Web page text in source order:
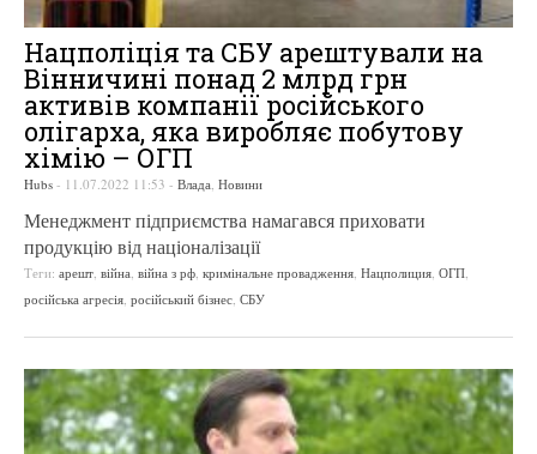
Нацполіція та СБУ арештували на
Вінничині понад 2 млрд грн
активів компанії російського
олігарха, яка виробляє побутову
хімію – ОГП
Hubs - 11.07.2022 11:53 - Влада Новини
Менеджмент підприємства намагався приховати
продукцію від націоналізації
Теги: арешт війна війна з рф кримінальне провадження Нацполиция ОГП
російська агресія російський бізнес СБУ